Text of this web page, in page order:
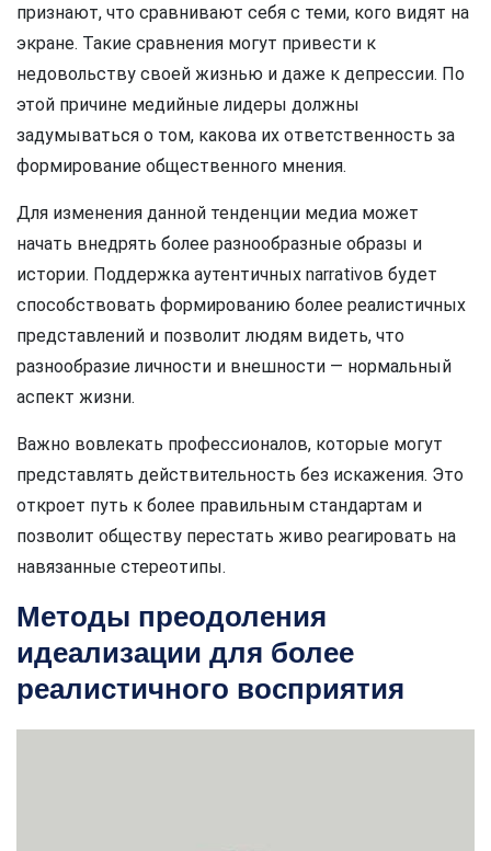
признают, что сравнивают себя с теми, кого видят на
экране. Такие сравнения могут привести к
недовольству своей жизнью и даже к депрессии. По
этой причине медийные лидеры должны
задумываться о том, какова их ответственность за
формирование общественного мнения.
Для изменения данной тенденции медиа может
начать внедрять более разнообразные образы и
истории. Поддержка аутентичных narrativов будет
способствовать формированию более реалистичных
представлений и позволит людям видеть, что
разнообразие личности и внешности — нормальный
аспект жизни.
Важно вовлекать профессионалов, которые могут
представлять действительность без искажения. Это
откроет путь к более правильным стандартам и
позволит обществу перестать живо реагировать на
навязанные стереотипы.
Методы преодоления
идеализации для более
реалистичного восприятия